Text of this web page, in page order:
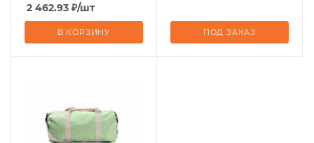
2 462.93 ₽/шт
В КОРЗИНУ ПОД ЗАКАЗ